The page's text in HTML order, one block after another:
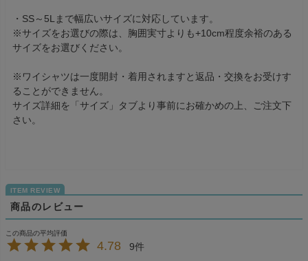
・SS～5Lまで幅広いサイズに対応しています。
※サイズをお選びの際は、胸囲実寸よりも+10cm程度余裕のある
サイズをお選びください。
※ワイシャツは一度開封・着用されますと返品・交換をお受けす
ることができません。
サイズ詳細を「サイズ」タブより事前にお確かめの上、ご注文下
さい。
商品のレビュー
4.78 9